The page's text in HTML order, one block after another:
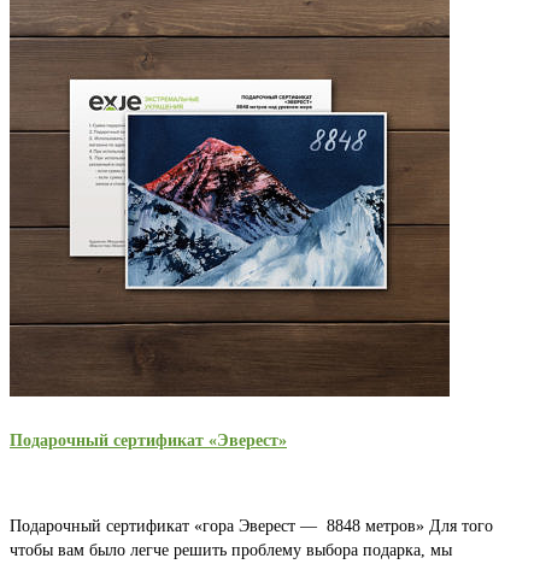
вариаций.
Опции
на
странице
товара.
Подарочный сертификат «Эверест»
Подарочный сертификат «гора Эверест — 8848 метров» Для того
чтобы вам было легче решить проблему выбора подарка, мы